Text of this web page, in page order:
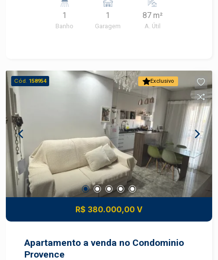
praticidade para o seu negócio. Uma excelente
oportunidade para instalar sua empresa ou
investir em um imóvel comercial de qualidade.
1
Banho
1
Garagem
87 m²
A. Útil
Exclusivo
Cód. 158954
R$ 380.000,00 V
Apartamento a venda no Condominio
Provence